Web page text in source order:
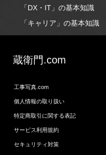
「DX・IT」の基本知識
「キャリア」の基本知識
蔵衛門.com
工事写真.com
個人情報の取り扱い
特定商取引に関する表記
サービス利用規約
セキュリティ対策